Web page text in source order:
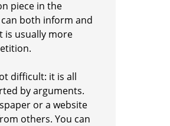
piece in the
both inform and
is usually more
difficult: it is all
by arguments.
or a website
others. You can